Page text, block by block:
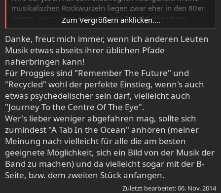
musikalischen Rockwurzeln liegen zwar eher in den 80er
Jahren, aber gegen gutgemachte 70er Mucke ist nix
einzuwenden. Feedback folgt später!
Zum Vergrößern anklicken....
Danke, freut mich immer, wenn ich anderen Leuten
Musik etwas abseits ihrer üblichen Pfade
näherbringen kann!
Für Proggies sind "Remember The Future" und
"Recycled" wohl der perfekte Einstieg, wenn's auch
etwas psychedelischer sein darf, vielleicht auch
"Journey To the Centre Of The Eye".
Wer's lieber weniger abgefahren mag, sollte sich
zumindest "A Tab In the Ocean" anhören (meiner
Meinung nach vielleicht für alle die am besten
geeignete Möglichkeit, sich ein Bild von der Musik der
Band zu machen) und da vielleicht sogar mit der B-
Seite, bzw. dem zweiten Stück anfangen.
Zuletzt bearbeitet:06. Nov. 2014